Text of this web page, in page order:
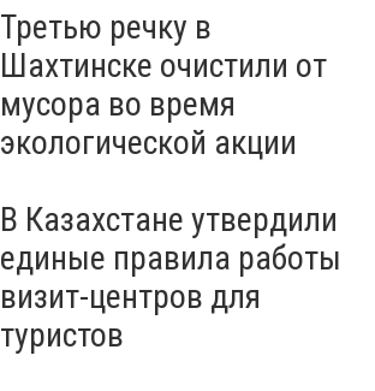
Третью речку в
Шахтинске очистили от
мусора во время
экологической акции
В Казахстане утвердили
единые правила работы
визит-центров для
туристов